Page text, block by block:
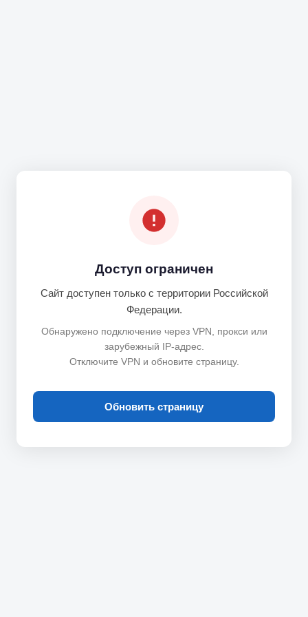
Доступ ограничен
Сайт доступен только с территории Российской
Федерации.
Обнаружено подключение через VPN, прокси или
зарубежный IP-адрес.
Отключите VPN и обновите страницу.
Обновить страницу